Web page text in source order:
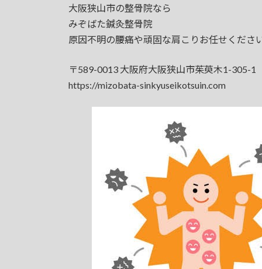
大阪狭山市の整骨院なら
みぞばた鍼灸整骨院
原因不明の腰痛や頑固な肩こりお任せくださ
〒589-0013 大阪府大阪狭山市茱萸木1-305-1
https://mizobata-sinkyuseikotsuin.com